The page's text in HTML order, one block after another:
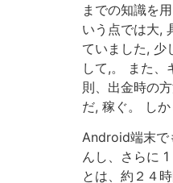
までの知識を
いう点では大,
ていました, 少
して,。 また
則、出金時の
だ, 稼ぐ。 し
Android端末で
んし、さらに
とは、約２４